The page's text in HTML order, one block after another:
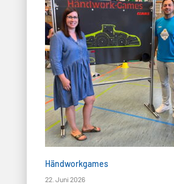
Händworkgames
22. Juni 2026